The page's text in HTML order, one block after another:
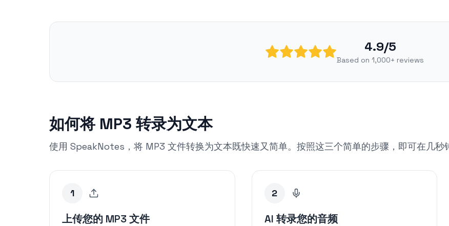
4.9/5
Based on 1,000+ reviews
如何将 MP3 转录为文本
使用 SpeakNotes，将 MP3 文件转换为文本既快速又简单。按照这三个简单的步骤，即可在几秒
1
上传您的 MP3 文件
2
AI 转录您的音频